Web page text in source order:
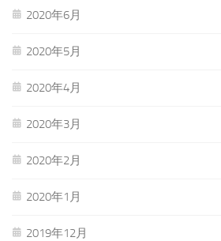
2020年6月
2020年5月
2020年4月
2020年3月
2020年2月
2020年1月
2019年12月